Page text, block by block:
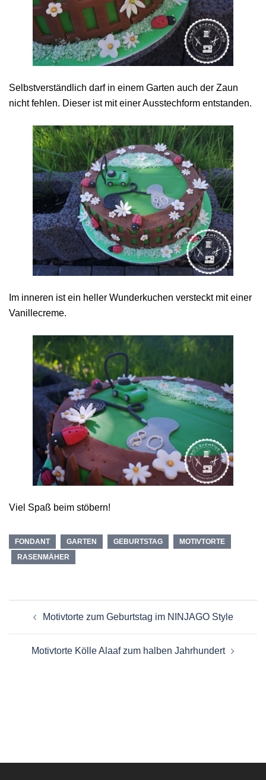
Selbstverständlich darf in einem Garten auch der Zaun
nicht fehlen. Dieser ist mit einer Ausstechform entstanden.
Im inneren ist ein heller Wunderkuchen versteckt mit einer
Vanillecreme.
Viel Spaß beim stöbern!
FONDANT GARTEN GEBURTSTAG
MOTIVTORTE
RASENMÄHER
Motivtorte zum Geburtstag im NINJAGO Style
Motivtorte Kölle Alaaf zum halben Jahrhundert